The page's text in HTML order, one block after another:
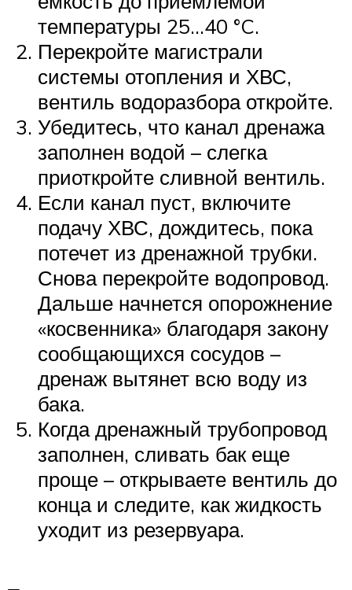
температуры 25…40 °C.
Перекройте магистрали
системы отопления и ХВС,
вентиль водоразбора откройте.
Убедитесь, что канал дренажа
заполнен водой – слегка
приоткройте сливной вентиль.
Если канал пуст, включите
подачу ХВС, дождитесь, пока
потечет из дренажной трубки.
Снова перекройте водопровод.
Дальше начнется опорожнение
«косвенника» благодаря закону
сообщающихся сосудов –
дренаж вытянет всю воду из
бака.
Когда дренажный трубопровод
заполнен, сливать бак еще
проще – открываете вентиль до
конца и следите, как жидкость
уходит из резервуара.